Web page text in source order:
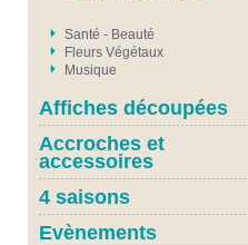
Santé - Beauté
Fleurs Végétaux
Musique
Affiches découpées
Accroches et
accessoires
4 saisons
Evènements